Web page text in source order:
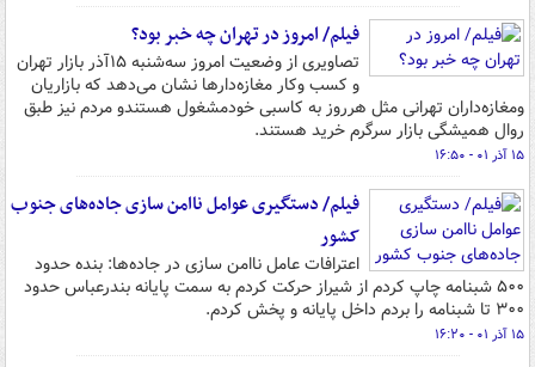
فیلم/ امروز در تهران چه خبر بود؟
تصاویری از وضعیت امروز سه‌شنبه ۱۵آذر بازار تهران
و کسب وکار مغازه‌دارها نشان می‌دهد که بازاریان
ومغازه‌داران تهرانی مثل هرروز به کاسبی خودمشغول هستندو مردم نیز طبق
روال همیشگی بازار سرگرم خرید هستند.
۱۵ آذر ۰۱ - ۱۶:۵۰
فیلم/ دستگیری عوامل ناامن سازی جاده‌های جنوب
کشور
اعترافات عامل ناامن سازی در جاده‌ها: بنده حدود
۵۰۰ شبنامه چاپ کردم از شیراز حرکت کردم به سمت پایانه بندرعباس حدود
۳۰۰ تا شبنامه را بردم داخل پایانه و پخش کردم.
۱۵ آذر ۰۱ - ۱۶:۲۰